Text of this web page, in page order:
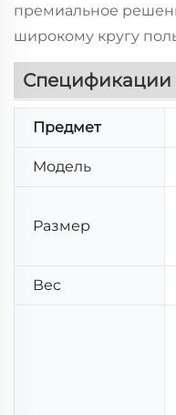
премиальное
широкому кругу
Спецификации
Предмет
Модель
Размер
Вес